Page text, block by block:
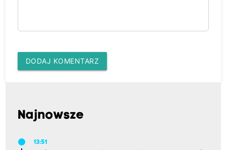
DODAJ KOMENTARZ
Najnowsze
13:51